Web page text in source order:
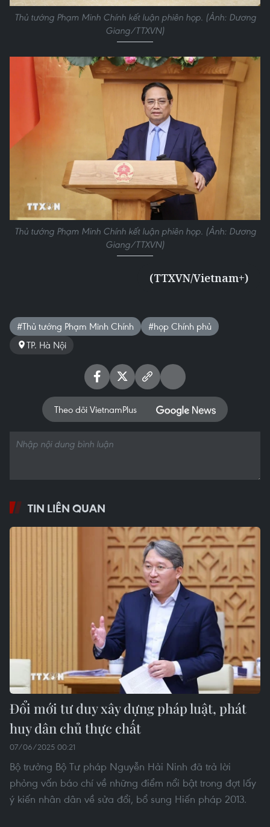
Thủ tướng Phạm Minh Chính kết luận phiên họp. (Ảnh: Dương
Giang/TTXVN)
Thủ tướng Phạm Minh Chính kết luận phiên họp. (Ảnh: Dương
Giang/TTXVN)
(TTXVN/Vietnam+)
#Thủ tướng Phạm Minh Chính
#họp Chính phủ
TP. Hà Nội
Theo dõi VietnamPlus
TIN LIÊN QUAN
Đổi mới tư duy xây dựng pháp luật, phát
huy dân chủ thực chất
07/06/2025 00:21
Bộ trưởng Bộ Tư pháp Nguyễn Hải Ninh đã trả lời
phỏng vấn báo chí về những điểm nổi bật trong đợt lấy
ý kiến nhân dân về sửa đổi, bổ sung Hiến pháp 2013.